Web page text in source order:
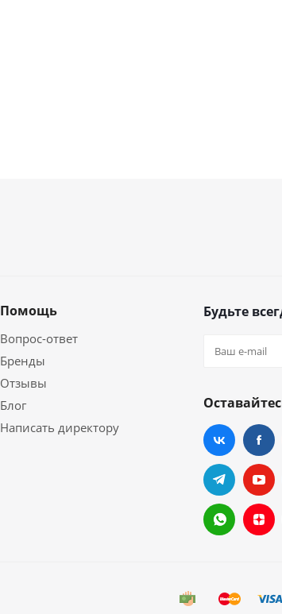
Помощь
Вопрос-ответ
Бренды
Отзывы
Блог
Написать директору
Будьте